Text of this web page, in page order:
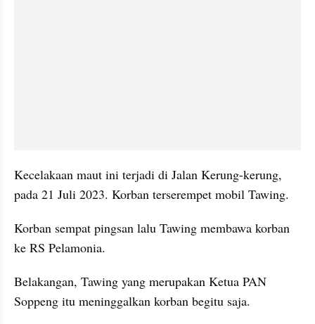
Kecelakaan maut ini terjadi di Jalan Kerung-kerung,
pada 21 Juli 2023. Korban terserempet mobil Tawing.
Korban sempat pingsan lalu Tawing membawa korban
ke RS Pelamonia.
Belakangan, Tawing yang merupakan Ketua PAN
Soppeng itu meninggalkan korban begitu saja.